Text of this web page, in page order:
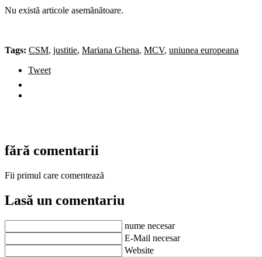
Nu există articole asemănătoare.
Tags: CSM, justitie, Mariana Ghena, MCV, uniunea europeana
Tweet
fără comentarii
Fii primul care comentează
Lasă un comentariu
nume necesar
E-Mail necesar
Website